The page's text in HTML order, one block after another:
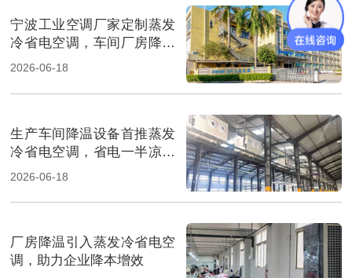
宁波工业空调厂家定制蒸发
冷省电空调，车间厂房降温
省电
2026-06-18
生产车间降温设备首推蒸发
冷省电空调，省电一半凉快
翻倍
2026-06-18
厂房降温引入蒸发冷省电空
调，助力企业降本增效